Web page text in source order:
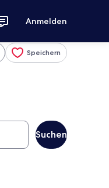
Anmelden
Speichern
Suchen